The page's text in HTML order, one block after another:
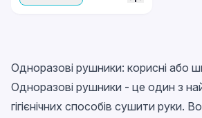
Одноразові рушники: корисні або
Одноразові рушники - це один з
гігієнічних способів сушити руки.